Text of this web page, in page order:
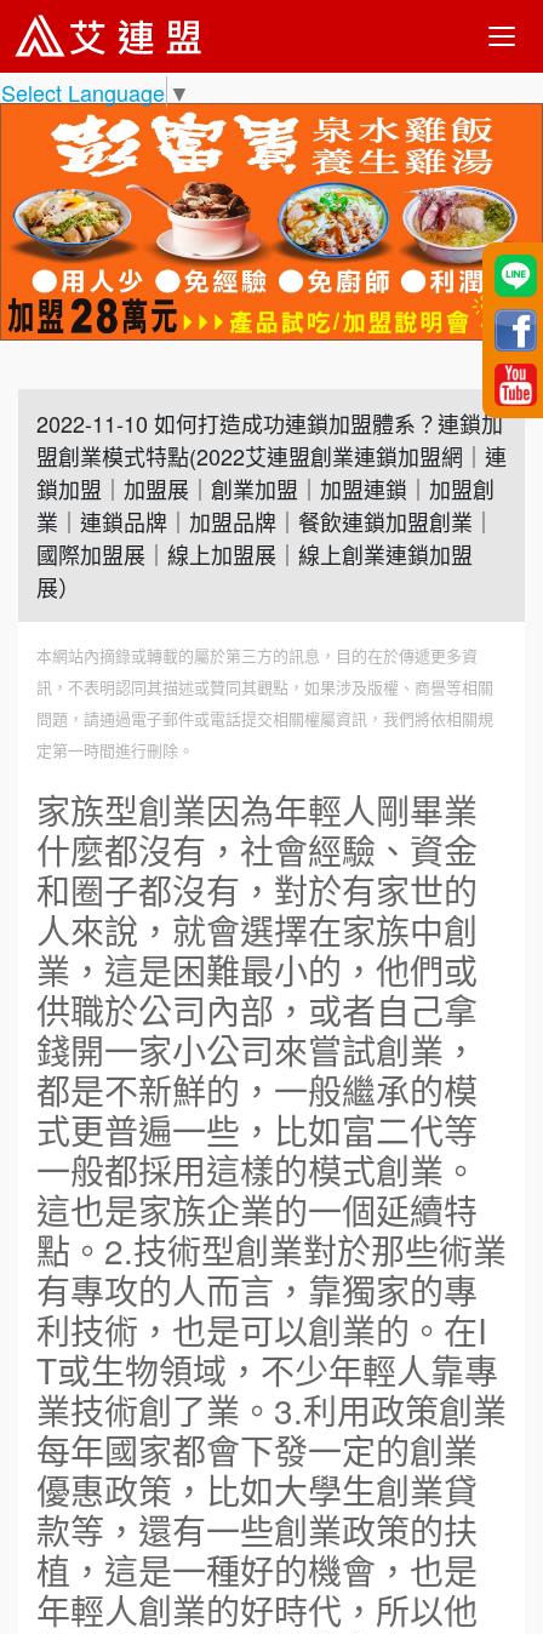
Select Language ▼
2022-11-10 如何打造成功連鎖加盟體系？連鎖加
盟創業模式特點(2022艾連盟創業連鎖加盟網｜連
鎖加盟｜加盟展｜創業加盟｜加盟連鎖｜加盟創
業｜連鎖品牌｜加盟品牌｜餐飲連鎖加盟創業｜
國際加盟展｜線上加盟展｜線上創業連鎖加盟
展）
本網站內摘錄或轉載的屬於第三方的訊息，目的在於傳遞更多資
訊，不表明認同其描述或贊同其觀點，如果涉及版權、商譽等相關
問題，請通過電子郵件或電話提交相關權屬資訊，我們將依相關規
定第一時間進行刪除。
家族型創業因為年輕人剛畢業
什麼都沒有，社會經驗、資金
和圈子都沒有，對於有家世的
人來說，就會選擇在家族中創
業，這是困難最小的，他們或
供職於公司內部，或者自己拿
錢開一家小公司來嘗試創業，
都是不新鮮的，一般繼承的模
式更普遍一些，比如富二代等
一般都採用這樣的模式創業。
這也是家族企業的一個延續特
點。2.技術型創業對於那些術業
有專攻的人而言，靠獨家的專
利技術，也是可以創業的。在I
T或生物領域，不少年輕人靠專
業技術創了業。3.利用政策創業
每年國家都會下發一定的創業
優惠政策，比如大學生創業貸
款等，還有一些創業政策的扶
植，這是一種好的機會，也是
年輕人創業的好時代，所以他